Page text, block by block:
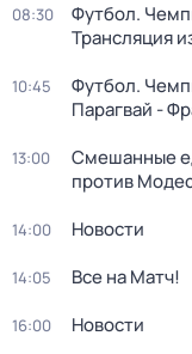
08:30
Футбол.
Трансляция
10:45
Футбол.
Парагвай -
13:00
Смешанные
против
14:00 Новости
14:05 Все на Матч!
16:00 Новости